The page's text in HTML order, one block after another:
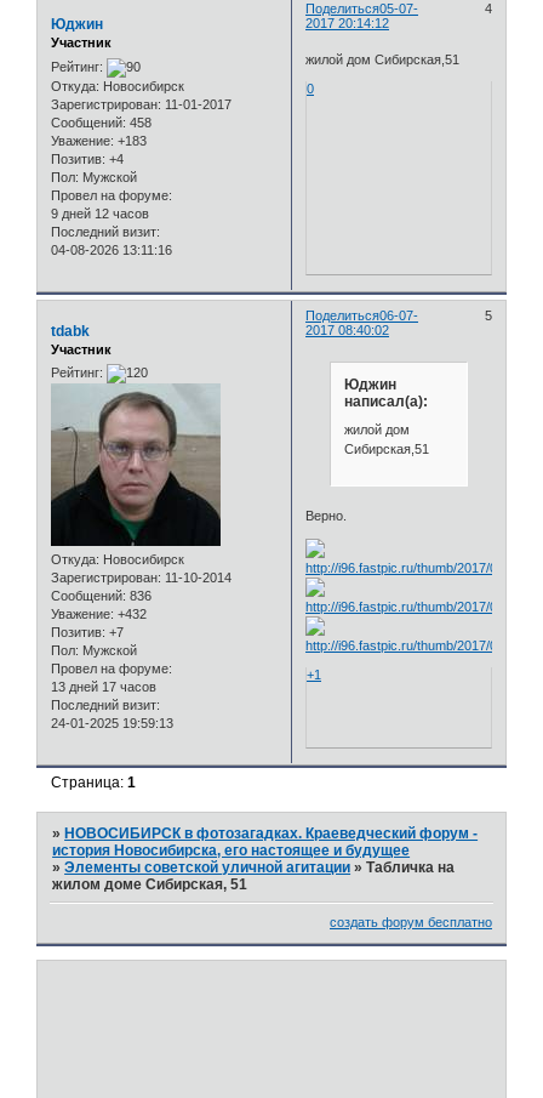
Поделиться 4
05-07-
2017 20:14:12
Юджин
Участник
Рейтинг:
Откуда: Новосибирск
Зарегистрирован: 11-01-2017
Сообщений: 458
Уважение: +183
Позитив: +4
Пол: Мужской
Провел на форуме:
9 дней 12 часов
Последний визит:
04-08-2026 13:11:16
жилой дом Сибирская,51
0
Поделиться 5
06-07-
2017 08:40:02
tdabk
Участник
Рейтинг:
Откуда: Новосибирск
Зарегистрирован: 11-10-2014
Сообщений: 836
Уважение: +432
Позитив: +7
Пол: Мужской
Провел на форуме:
13 дней 17 часов
Последний визит:
24-01-2025 19:59:13
Юджин
написал(а):
жилой дом
Сибирская,51
Верно.
+1
Страница:1
»НОВОСИБИРСК в фотозагадках. Краеведческий форум -
история Новосибирска, его настоящее и будущее
»Элементы советской уличной агитации »Табличка на
жилом доме Сибирская, 51
создать форум бесплатно